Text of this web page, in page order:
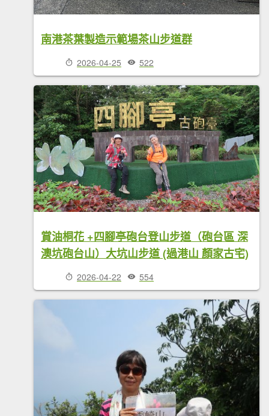
南港茶葉製造示範場茶山步道群
2026-04-25 522
賞油桐花 +四腳亭砲台登山步道（砲台區 深
澳坑砲台山）大坑山步道 (過港山 顏家古宅)
2026-04-22 554